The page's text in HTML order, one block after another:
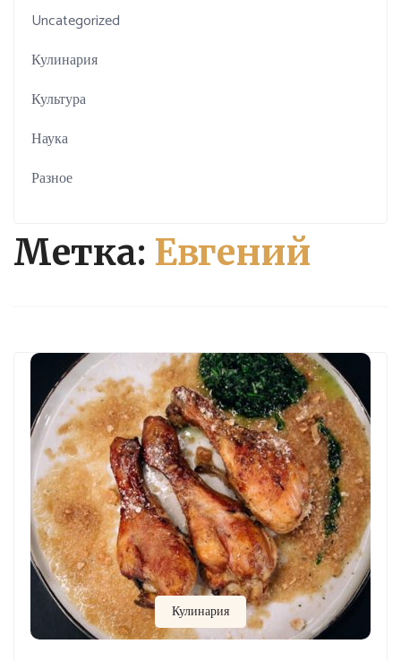
Метка: Евгений
Кулинария
Uncategorized
Кулинария
Культура
Наука
Разное